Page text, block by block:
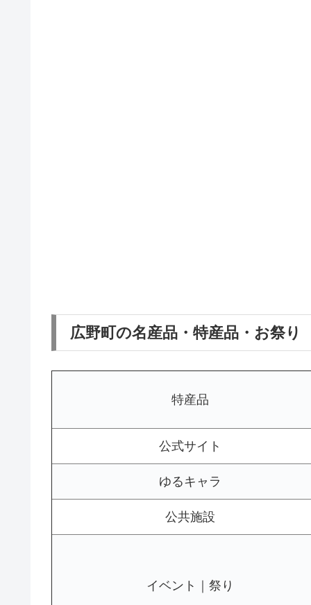
広野町の名産品・特産品・お祭り
特産品
公式サイト
ゆるキャラ
公共施設
イベント｜祭り